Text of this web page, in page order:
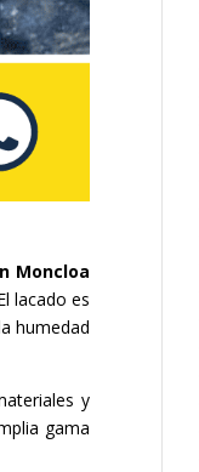
Moncloa
lacado es
humedad
y
gama